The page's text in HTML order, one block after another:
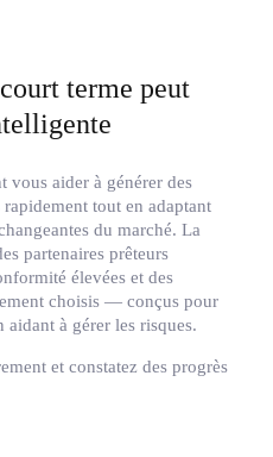
terme peut
vous aider à générer des
tout en adaptant
du marché. La
partenaires prêteurs
élevées et des
choisis — conçus pour
aidant à gérer les risques.
et constatez des progrès